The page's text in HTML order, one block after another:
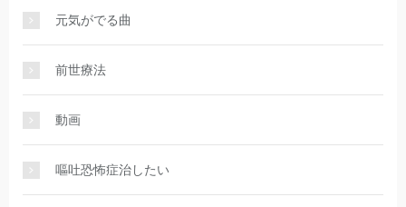
元気がでる曲
前世療法
動画
嘔吐恐怖症治したい